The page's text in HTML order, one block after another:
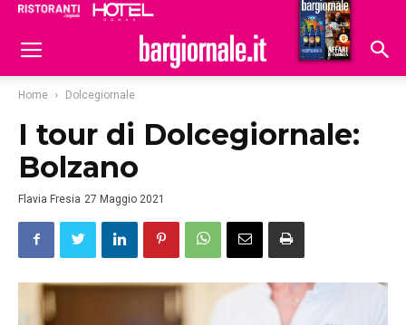
Hoteldomani
Home Dolcegiornale
I tour di Dolcegiornale:
Bolzano
Flavia Fresia 27 Maggio 2021